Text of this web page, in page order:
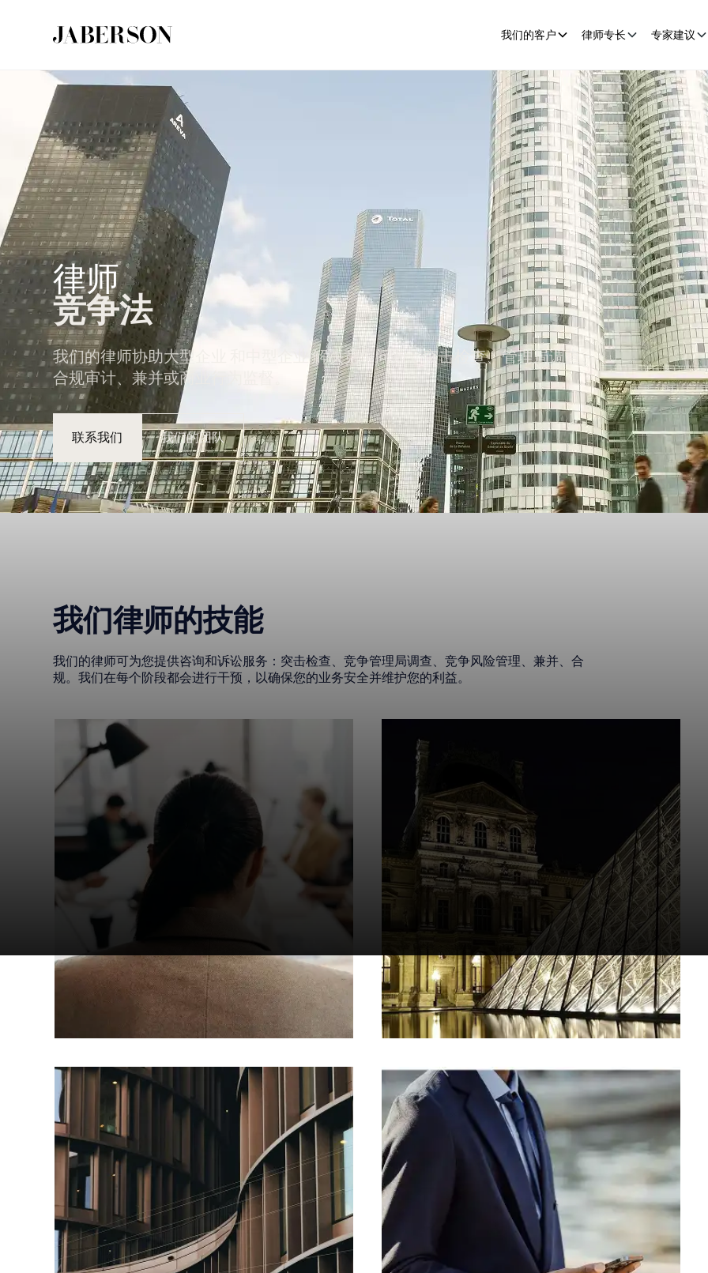
我们的客户 律师专长 专家建议
律师
竞争法
我们的律师协助大型企业 和中型企业 解决竞争问题：突击检查、管理局调查、
合规审计、兼并或商业行为监督。
联系我们 我们的团队
我们律师的技能
我们的律师可为您提供咨询和诉讼服务：突击检查、竞争管理局调查、竞争风险管理、兼并、合
规。我们在每个阶段都会进行干预，以确保您的业务安全并维护您的利益。
保护您的权利
阅读更多
DGCCRF / DREETS 检查：保
护您的权利
我们的律师可以在 DGCCRF 或 DREETS 进行
调查时为您提供协助：遵守付款期限、特定行
业法规（标签、电子商务网站、与超市的商业
谈判等）
我们确保遵守法律框架，并协助您回应当局的
要求和进行辩护。
阅读更多
向竞争管理局提起诉讼：为自
己辩护
在 对反竞争行为
（卡特尔或滥用支配地位）进
行
情况下，我们从调查阶段一直参与到
监管机构的最终裁决。
检查或扣押行动
（OVS），我们的律
师可以立即介入您的经营场所。
我们协助国际集团和大型企业 管理案件、制
定辩护策略并与监管机构沟通。